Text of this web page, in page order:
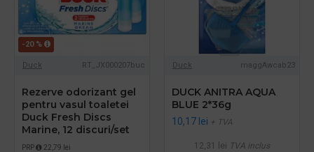
-20 %
Duck RT_JX000207buc
Rezerve odorizant gel
pentru vasul toaletei
Duck Fresh Discs
Marine, 12 discuri/set
PRP 22,79 lei
Duck maggAwcab23
DUCK ANITRA AQUA
BLUE 2*36g
10,17 lei + TVA
12,31 lei TVA inclus